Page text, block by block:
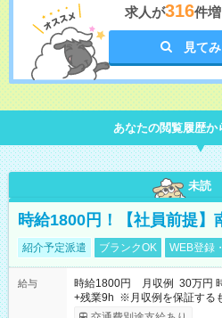
求人が316件
見て
あなたの閲覧履歴か
未読
時給1800円！【社員前提】
紹介予定派遣 ブランクOK WEB登録
給与
時給1800円 月収例 30万円
+残業9h ※月収例を保証する